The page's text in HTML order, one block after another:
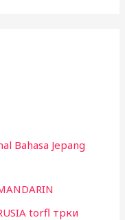
Bahasa Jepang
torfl трки